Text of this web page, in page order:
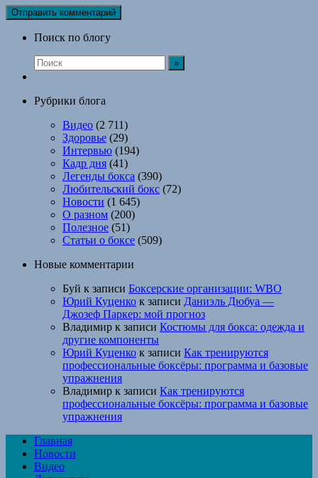
Поиск по блогу
Рубрики блога
Видео (2 711)
Здоровье (29)
Интервью (194)
Кадр дня (41)
Легенды бокса (390)
Любительский бокс (72)
Новости (1 645)
О разном (200)
Полезное (51)
Статьи о боксе (509)
Новые комментарии
Буй к записи Боксерские организации: WBO
Юрий Куценко к записи Даниэль Дюбуа —
Джозеф Паркер: мой прогноз
Владимир к записи Костюмы для бокса: одежда и
другие компоненты
Юрий Куценко к записи Как тренируются
профессиональные боксёры: программа и базовые
упражнения
Владимир к записи Как тренируются
профессиональные боксёры: программа и базовые
упражнения
Главная
Новости
Видео